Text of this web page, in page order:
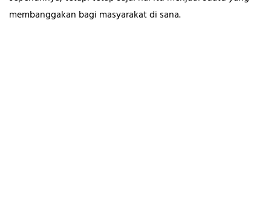
membanggakan bagi masyarakat di sana.